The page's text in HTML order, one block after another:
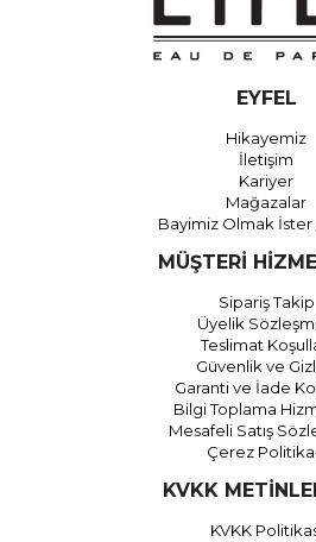
EYFEL
Hikayemiz
İletişim
Kariyer
Mağazalar
Bayimiz Olmak İster
MÜŞTERİ
Sipariş Takip
Üyelik
Teslimat
Güvenlik ve
Garanti ve İade
Bilgi Toplama
Mesafeli Satış
Çerez
KVKK
KVKK